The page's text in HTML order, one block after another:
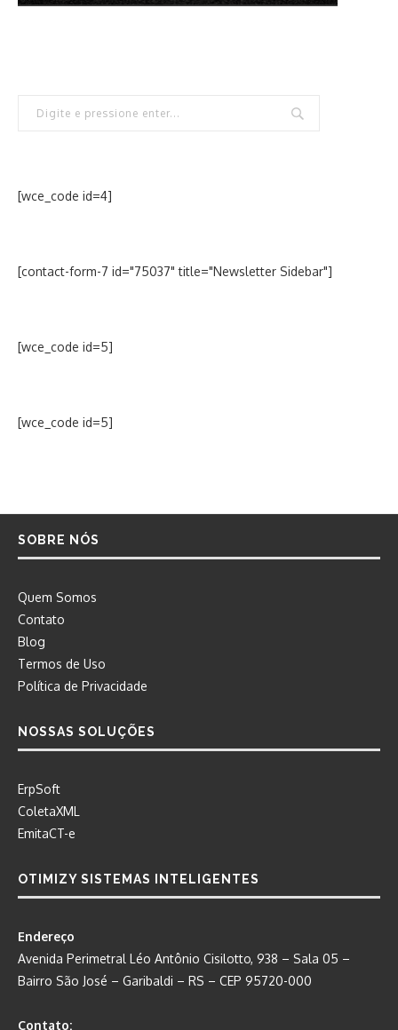
[wce_code id=4]
[contact-form-7 id="75037" title="Newsletter Sidebar"]
[wce_code id=5]
[wce_code id=5]
SOBRE NÓS
Quem Somos
Contato
Blog
Termos de Uso
Política de Privacidade
NOSSAS SOLUÇÕES
ErpSoft
ColetaXML
EmitaCT-e
OTIMIZY SISTEMAS INTELIGENTES
Endereço
Avenida Perimetral Léo Antônio Cisilotto, 938 – Sala 05 –
Bairro São José – Garibaldi – RS – CEP 95720-000
Contato: